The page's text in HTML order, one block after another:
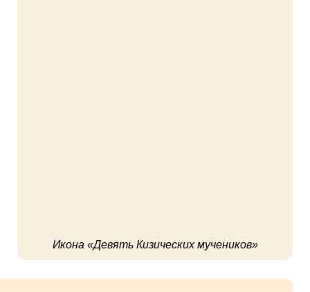
Икона «Девять Кизических мучеников»